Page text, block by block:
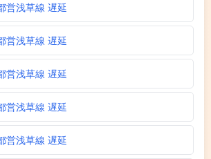
営浅草線 遅延
営浅草線 遅延
営浅草線 遅延
営浅草線 遅延
営浅草線 遅延